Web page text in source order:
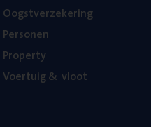
Oogst­ver­ze­ke­ring
Per­so­nen
Pro­per­ty
Voer­tuig& vloot